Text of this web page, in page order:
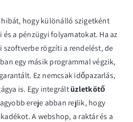
hogy különálló szigetként
és a pénzügyi folyamatokat. Ha az
rögzíti a rendelést, de
egy másik programmal végzik,
Ez nemcsak időpazarlás,
is. Egy integráltüzletkötő
ereje abban rejlik, hogy
A webshop, a raktár és a